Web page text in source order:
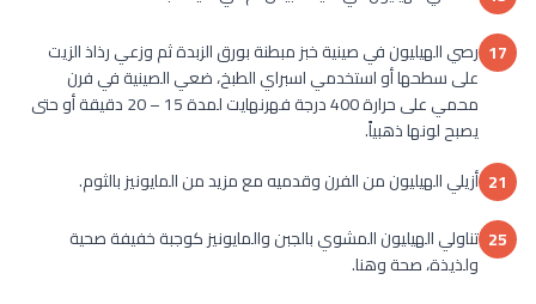
17 رصي الهيليون في صينية خبز مبطنة بورق الزبدة ثم وزعي رذاذ الزيت
على سطحها أو استخدمي اسبراي الطبخ، ضعي الصينية في فرن
محمي على حرارة 400 درجة فهرنهايت لمدة 15 – 20 دقيقة أو حتى
يصبح لونها ذهبياً.
21 أزيلي الهيليون من الفرن وقدميه مع مزيد من المايونيز بالثوم.
25 تناولي الهيليون المشوي بالجبن والمايونيز كوجبة خفيفة صحية
ولذيذة، صحة وهنا.